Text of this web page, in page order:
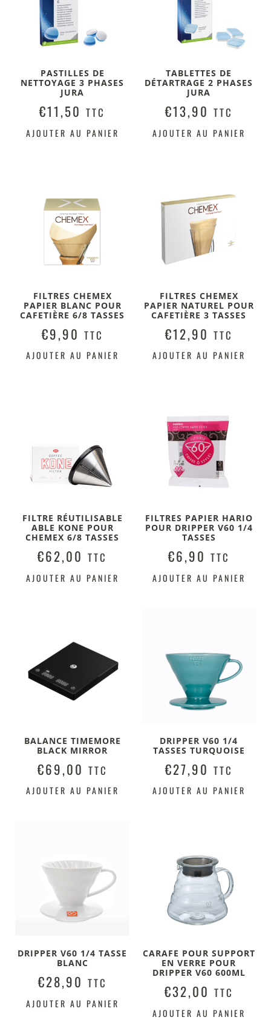
PASTILLES DE
NETTOYAGE 3 PHASES
JURA
€11,50 TTC
AJOUTER AU PANIER
TABLETTES DE
DÉTARTRAGE 2 PHASES
JURA
€13,90 TTC
AJOUTER AU PANIER
FILTRES CHEMEX
PAPIER BLANC POUR
CAFETIÈRE 6/8 TASSES
€9,90 TTC
AJOUTER AU PANIER
FILTRES CHEMEX
PAPIER NATUREL POUR
CAFETIÈRE 3 TASSES
€12,90 TTC
AJOUTER AU PANIER
FILTRE RÉUTILISABLE
ABLE KONE POUR
CHEMEX 6/8 TASSES
€62,00 TTC
AJOUTER AU PANIER
FILTRES PAPIER HARIO
POUR DRIPPER V60 1/4
TASSES
€6,90 TTC
AJOUTER AU PANIER
BALANCE TIMEMORE
BLACK MIRROR
€69,00 TTC
AJOUTER AU PANIER
DRIPPER V60 1/4
TASSES TURQUOISE
€27,90 TTC
AJOUTER AU PANIER
DRIPPER V60 1/4 TASSE
BLANC
€28,90 TTC
AJOUTER AU PANIER
CARAFE POUR SUPPORT
EN VERRE POUR
DRIPPER V60 600ML
€32,00 TTC
AJOUTER AU PANIER